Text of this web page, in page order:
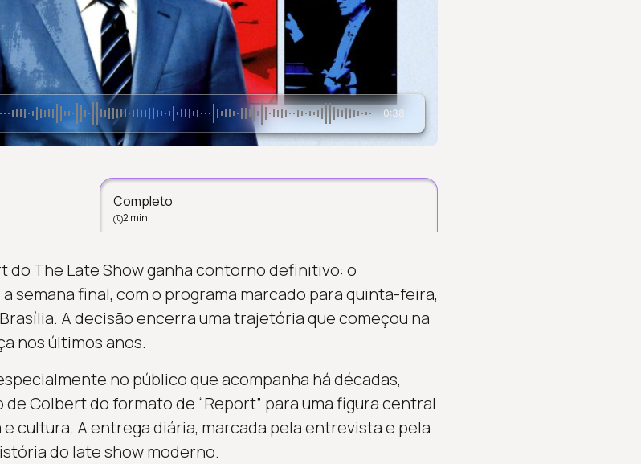
0:38
Completo
2 min
do The Late Show ganha contorno definitivo: o
semana final, com o programa marcado para quinta-feira,
A decisão encerra uma trajetória que começou na
nos últimos anos.
no público que acompanha há décadas,
Colbert do formato de “Report” para uma figura central
cultura. A entrega diária, marcada pela entrevista e pela
do late show moderno.